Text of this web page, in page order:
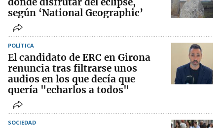
según ‘National Geographic’
POLÍTICA
El candidato de ERC en Girona
renuncia tras filtrarse unos
audios en los que decía que
quería "echarlos a todos"
SOCIEDAD